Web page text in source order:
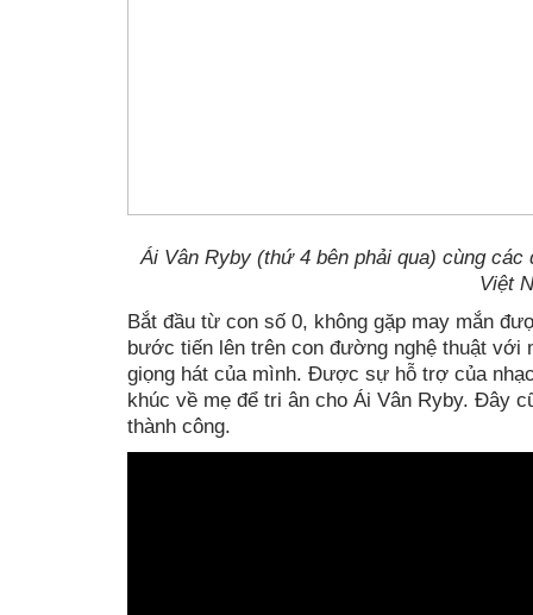
Ái Vân Ryby (thứ 4 bên phải qua) cùng các
Việt
Bắt đầu từ con số 0, không gặp may mắn
bước tiến lên trên con đường nghệ thuật với
giọng hát của mình. Được sự hỗ trợ của
khúc về mẹ để tri ân cho Ái Vân Ryby. Đây
thành công.